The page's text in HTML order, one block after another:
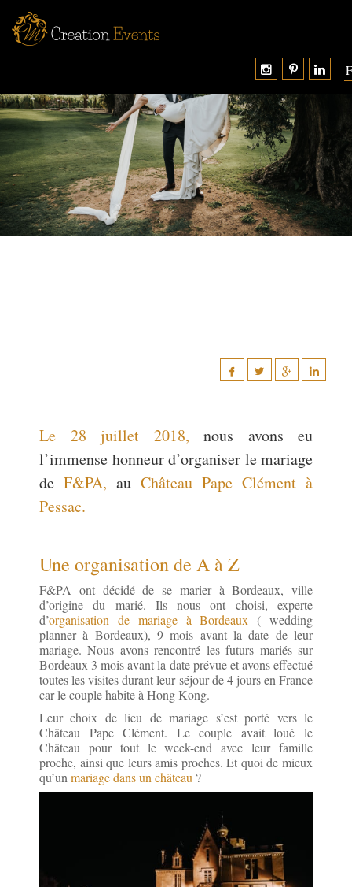
Le 28 juillet 2018, nous avons eu
l’immense honneur d’organiser le mariage
de F&PA, au Château Pape Clément à
Pessac.
Une organisation de A à Z
F&PA ont décidé de se marier à Bordeaux, ville
d’origine du marié. Ils nous ont choisi, experte
d’organisation de mariage à Bordeaux( wedding
planner à Bordeaux), 9 mois avant la date de leur
mariage. Nous avons rencontré les futurs mariés sur
Bordeaux 3 mois avant la date prévue et avons effectué
toutes les visites durant leur séjour de 4 jours en France
car le couple habite à Hong Kong.
Leur choix de lieu de mariage s’est porté vers le
Château Pape Clément. Le couple avait loué le
Château pour tout le week-end avec leur famille
proche, ainsi que leurs amis proches. Et quoi de mieux
qu’un mariage dans un château ?